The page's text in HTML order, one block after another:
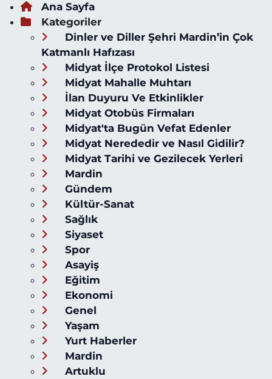
Ana Sayfa
Kategoriler
Dinler ve Diller Şehri Mardin’in Çok
Katmanlı Hafızası
Midyat İlçe Protokol Listesi
Midyat Mahalle Muhtarı
İlan Duyuru Ve Etkinlikler
Midyat Otobüs Firmaları
Midyat'ta Bugün Vefat Edenler
Midyat Nerededir ve Nasıl Gidilir?
Midyat Tarihi ve Gezilecek Yerleri
Mardin
Gündem
Kültür-Sanat
Sağlık
Siyaset
Spor
Asayiş
Eğitim
Ekonomi
Genel
Yaşam
Yurt Haberler
Mardin
Artuklu